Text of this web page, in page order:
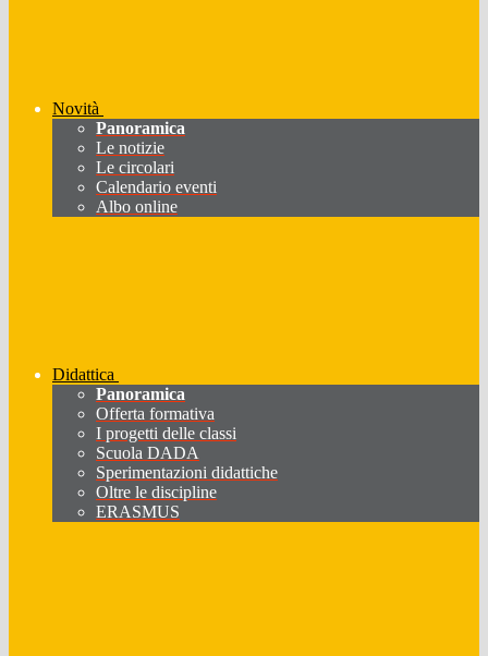
Novità
Panoramica
Le notizie
Le circolari
Calendario eventi
Albo online
Didattica
Panoramica
Offerta formativa
I progetti delle classi
Scuola DADA
Sperimentazioni didattiche
Oltre le discipline
ERASMUS